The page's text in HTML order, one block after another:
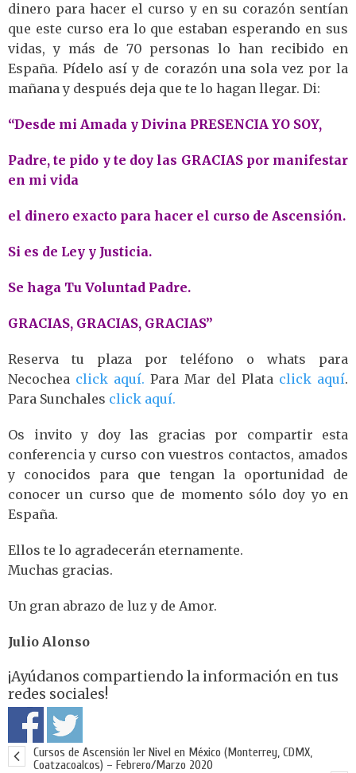
dinero para hacer el curso y en su corazón sentían
que este curso era lo que estaban esperando en sus
vidas, y más de 70 personas lo han recibido en
España. Pídelo así y de corazón una sola vez por la
mañana y después deja que te lo hagan llegar. Di:
“Desde mi Amada y Divina PRESENCIA YO SOY,
Padre, te pido y te doy las GRACIAS por manifestar
en mi vida
el dinero exacto para hacer el curso de Ascensión.
Si es de Ley y Justicia.
Se haga Tu Voluntad Padre.
GRACIAS, GRACIAS, GRACIAS”
Reserva tu plaza por teléfono o whats para
Necochea click aquí. Para Mar del Plata click aquí.
Para Sunchales click aquí.
Os invito y doy las gracias por compartir esta
conferencia y curso con vuestros contactos, amados
y conocidos para que tengan la oportunidad de
conocer un curso que de momento sólo doy yo en
España.
Ellos te lo agradecerán eternamente.
Muchas gracias.
Un gran abrazo de luz y de Amor.
Julio Alonso
¡Ayúdanos compartiendo la información en tus
redes sociales!
Cursos de Ascensión 1er Nivel en México (Monterrey, CDMX,
Coatzacoalcos) – Febrero/Marzo 2020